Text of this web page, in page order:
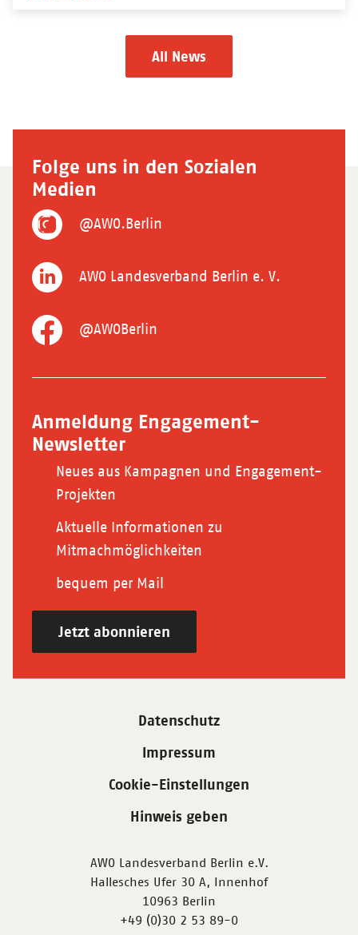
All News
Folge uns in den Sozialen
Medien
@AWO.Berlin
AWO Landesverband Berlin e. V.
@AWOBerlin
Anmeldung Engagement-
Newsletter
Neues aus Kampagnen und Engagement-
Projekten
Aktuelle Informationen zu
Mitmachmöglichkeiten
bequem per Mail
Jetzt abonnieren
Datenschutz
Impressum
Cookie-Einstellungen
Hinweis geben
AWO Landesverband Berlin e.V.
Hallesches Ufer 30 A, Innenhof
10963 Berlin
+49 (0)30 2 53 89-0